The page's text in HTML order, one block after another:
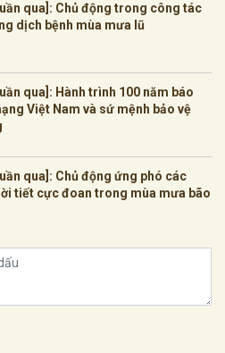
qua]: Chủ động trong công tác
dịch bệnh mùa mưa lũ
qua]: Hành trình 100 năm báo
Việt Nam và sứ mệnh bảo vệ
qua]: Chủ động ứng phó các
tiết cực đoan trong mùa mưa bão